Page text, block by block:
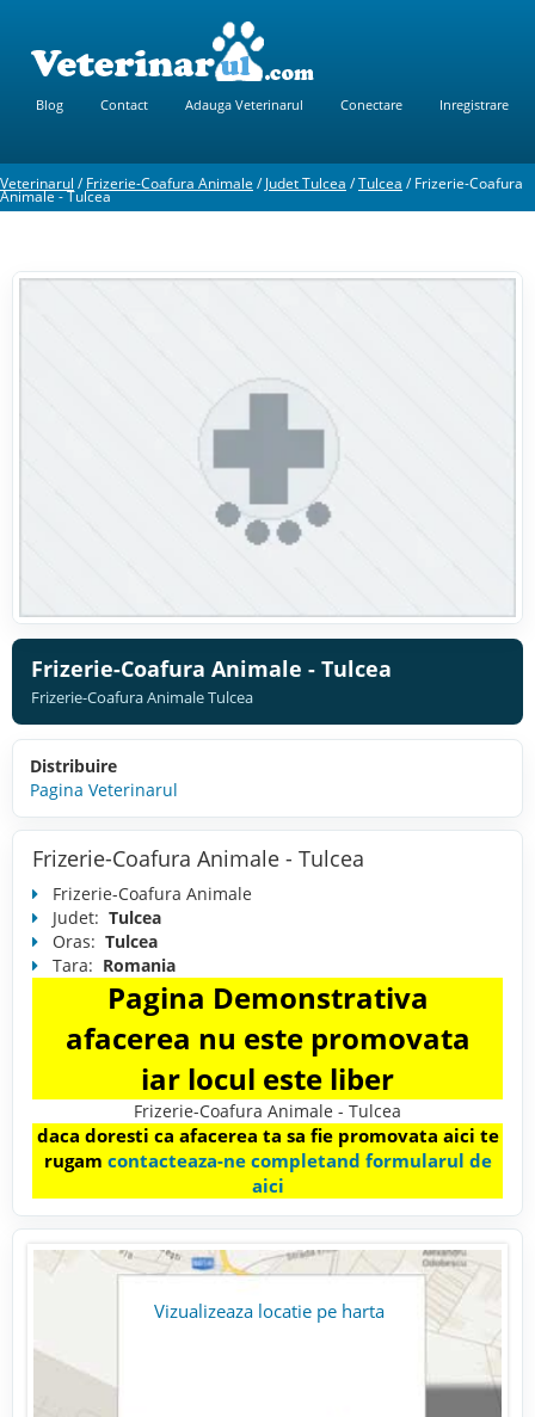
Blog Contact Adauga Veterinarul Conectare Inregistrare
Veterinarul /Frizerie-Coafura Animale /Judet Tulcea /Tulcea /Frizerie-Coafura
Animale - Tulcea
Frizerie-Coafura Animale - Tulcea
Frizerie-Coafura Animale Tulcea
Distribuire
Pagina Veterinarul
Frizerie-Coafura Animale - Tulcea
Frizerie-Coafura Animale
Judet: Tulcea
Oras: Tulcea
Tara: Romania
Pagina Demonstrativa
afacerea nu este promovata
iar locul este liber
Frizerie-Coafura Animale - Tulcea
daca doresti ca afacerea ta sa fie promovata aici te
rugam contacteaza-ne completand formularul de
aici
Vizualizeaza locatie pe harta